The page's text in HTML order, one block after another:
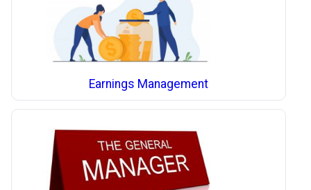
Earnings Management